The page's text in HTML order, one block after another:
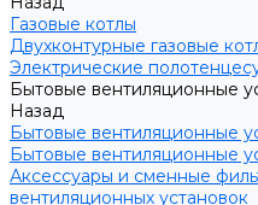
Газовые котлы
Двухконтурные газовые
Электрические
Бытовые вентиляционные
Назад
Бытовые вентиляционные
Бытовые вентиляционные
Аксессуары и сменные
вентиляционных установок